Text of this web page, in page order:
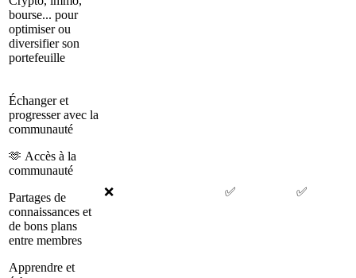
bourse... pour
optimiser ou
diversifier son
portefeuille
Échanger et
progresser avec la
communauté
🫶 Accès à la
communauté
Partages de
connaissances et
de bons plans
entre membres
Apprendre et
❌ ✅ ✅